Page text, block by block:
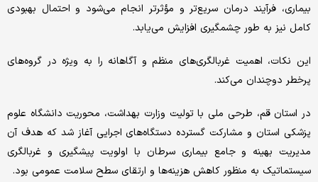
بیماری، فرآیند درمان سریع‌تر و مؤثرتر انجام می‌شود و احتمال بهبودی
کامل نیز به ‌طور چشمگیری افزایش می‌یابد.
این نکات، اهمیت غربالگری‌های منظم و آگاهانه را به‌ ویژه در گروه‌های
پرخطر دوچندان می‌کند.
در استان قم، طرحی ملی با تولیت وزارت بهداشت، محوریت دانشگاه علوم
پزشکی استان و مشارکت گسترده دستگاه‌های اجرایی آغاز شد که هدف آن
مدیریت بهینه و جامع بیماری سرطان با اولویت پیشگیری و غربالگری
سیستماتیک به منظور کاهش هزینه‌ها و ارتقای سطح سلامت عمومی بود.